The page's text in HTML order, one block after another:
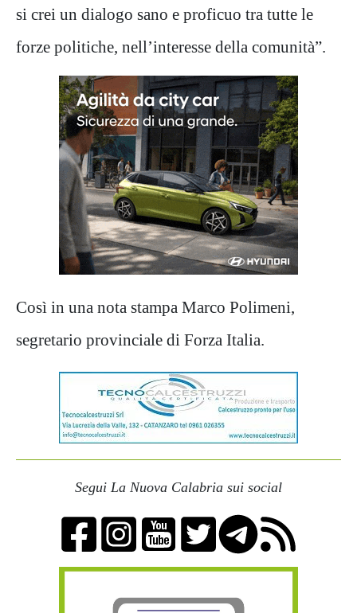
si crei un dialogo sano e proficuo tra tutte le
forze politiche, nell’interesse della comunità”.
Così in una nota stampa Marco Polimeni,
segretario provinciale di Forza Italia.
Segui La Nuova Calabria sui social